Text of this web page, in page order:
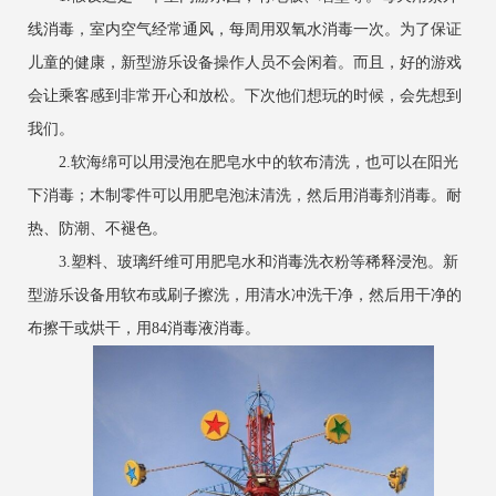
线消毒，室内空气经常通风，每周用双氧水消毒一次。为了保证
儿童的健康，新型游乐设备操作人员不会闲着。而且，好的游戏
会让乘客感到非常开心和放松。下次他们想玩的时候，会先想到
我们。
2.软海绵可以用浸泡在肥皂水中的软布清洗，也可以在阳光
下消毒；木制零件可以用肥皂泡沫清洗，然后用消毒剂消毒。耐
热、防潮、不褪色。
3.塑料、玻璃纤维可用肥皂水和消毒洗衣粉等稀释浸泡。新
型游乐设备用软布或刷子擦洗，用清水冲洗干净，然后用干净的
布擦干或烘干，用84消毒液消毒。